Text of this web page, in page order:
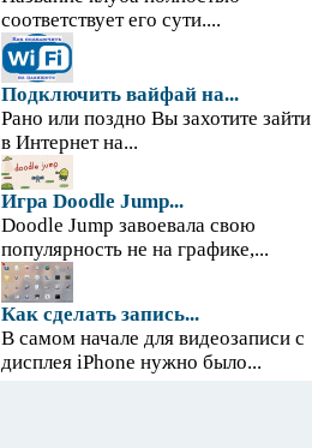
соответствует его сути....
Подключить вайфай на...
Рано или поздно Вы захотите зайти
в Интернет на...
Игра Doodle Jump...
Doodle Jump завоевала свою
популярность не на графике,...
Как сделать запись...
В самом начале для видеозаписи с
дисплея iPhone нужно было...